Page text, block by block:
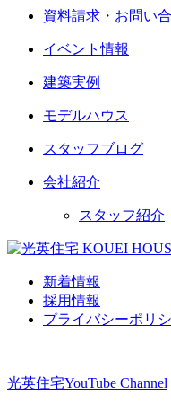
資料請求・お問い
イベント情報
建築実例
モデルハウス
スタッフブログ
会社紹介
スタッフ紹介
新着情報
採用情報
プライバシーポリ
光英住宅YouTube Channel